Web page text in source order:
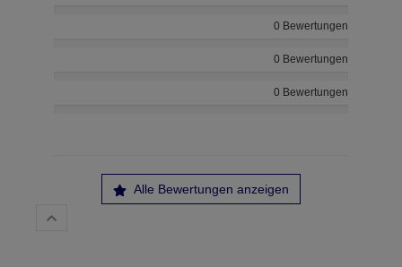
0 Bewertungen
0 Bewertungen
0 Bewertungen
Alle Bewertungen anzeigen